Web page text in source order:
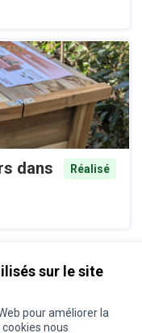
sur le site
pour améliorer la
nous
dans
Réalisé